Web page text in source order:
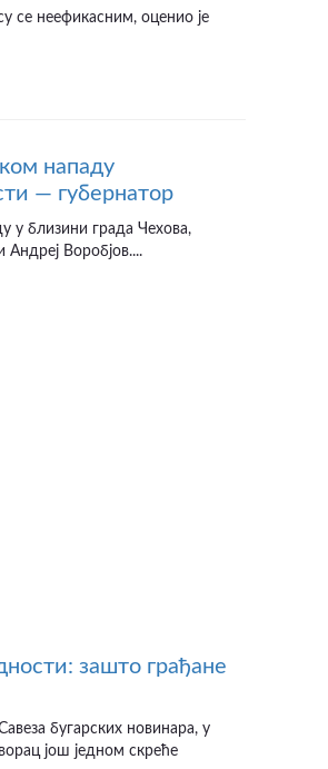
се неефикасним, оценио је
нападу
— губернатор
у близини града Чехова,
Воробјов....
зашто грађане
бугарских новинара, у
још једном скреће